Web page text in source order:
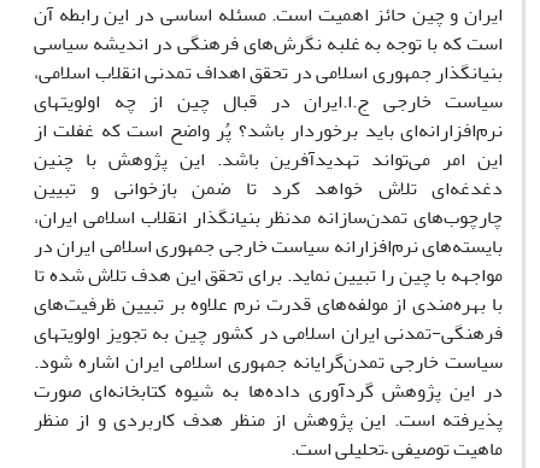
ایران و چین حائز اهمیت است. مسئله اساسی در این رابطه آن
است که با توجه به غلبه نگرش‌های فرهنگی در اندیشه سیاسی
بنیانگذار جمهوری اسلامی در تحقق اهداف تمدنی انقلاب اسلامی،
سیاست خارجی ج.ا.ایران در قبال چین از چه اولویتهای
نرم‌افزارانه‌ای باید برخوردار باشد؟ پُر واضح است که غفلت از
این امر می‌تواند تهدیدآفرین باشد. این پژوهش با چنین
دغدغه‌ای تلاش خواهد کرد تا ضمن بازخوانی و تبیین
چارچوب‌های تمدن‌سازانه مدنظر بنیانگذار انقلاب اسلامی ایران،
بایسته‌های نرم‌افزارانه سیاست خارجی جمهوری اسلامی ایران در
مواجهه با چین را تبیین نماید. برای تحقق این هدف تلاش شده تا
با بهره‌مندی از مولفه‌های قدرت نرم علاوه بر تبیین ظرفیت‌های
فرهنگی-تمدنی ایران اسلامی در کشور چین به تجویز اولویتهای
سیاست خارجی تمدن‌گرایانه جمهوری اسلامی ایران اشاره شود.
در این پژوهش گردآوری داده‌ها به شیوه کتابخانه‌ای صورت
پذیرفته است. این پژوهش از منظر هدف کاربردی و از منظر
ماهیت توصیفی –تحلیلی است.